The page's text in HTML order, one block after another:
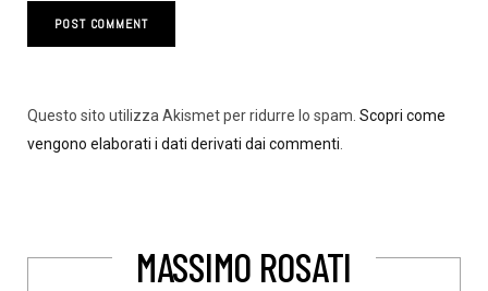
Questo sito utilizza Akismet per ridurre lo spam. Scopri come
vengono elaborati i dati derivati dai commenti.
MASSIMO ROSATI